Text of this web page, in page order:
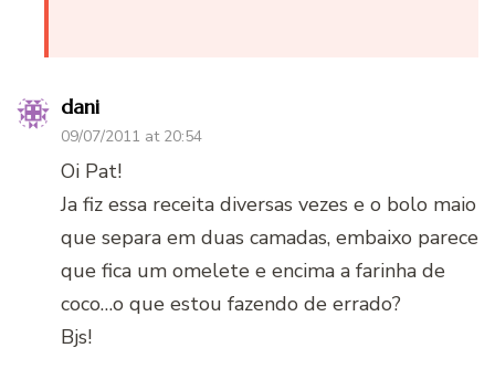
dani
09/07/2011 at 20:54
Oi Pat!
Ja fiz essa receita diversas vezes e o bolo maio
que separa em duas camadas, embaixo parece
que fica um omelete e encima a farinha de
coco…o que estou fazendo de errado?
Bjs!